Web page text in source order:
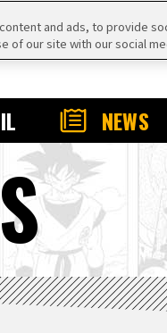
NEWS
and ads, to provide
of our site with our social